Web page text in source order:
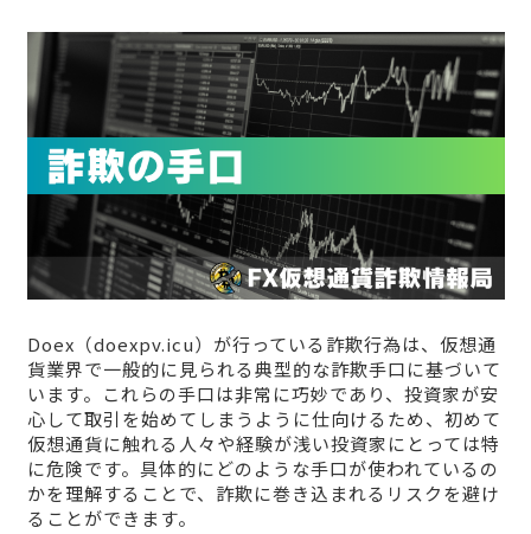
Doex（doexpv.icu）が行っている詐欺行為は、仮想通
貨業界で一般的に見られる典型的な詐欺手口に基づいて
います。これらの手口は非常に巧妙であり、投資家が安
心して取引を始めてしまうように仕向けるため、初めて
仮想通貨に触れる人々や経験が浅い投資家にとっては特
に危険です。具体的にどのような手口が使われているの
かを理解することで、詐欺に巻き込まれるリスクを避け
ることができます。